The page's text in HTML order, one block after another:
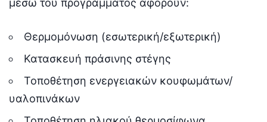
μέσω του προγράμματος αφορούν:
Θερμομόνωση (εσωτερική/εξωτερική)
Κατασκευή πράσινης στέγης
Τοποθέτηση ενεργειακών κουφωμάτων/
υαλοπινάκων